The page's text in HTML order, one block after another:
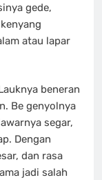
gede,
atau lapar
beneran
Be genyolnya
segar,
Dengan
dan rasa
jadi salah